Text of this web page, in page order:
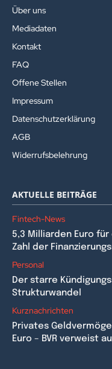
Über uns
Mediadaten
Kontakt
FAQ
Offene Stellen
Impressum
Datenschutzerklärung
AGB
Widerrufsbelehrung
AKTUELLE BEITRÄGE
Fintech-News
5,3 Milliarden Euro
Zahl der
Personal
Der starre
Strukturwandel
Kurznachrichten
Privates
Euro – BVR verweist